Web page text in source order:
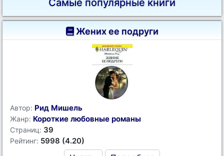
Самые популярные книги
Жених ее подруги
Автор: Рид Мишель
Жанр: Короткие любовные романы
Страниц: 39
Рейтинг: 5998 (4.20)